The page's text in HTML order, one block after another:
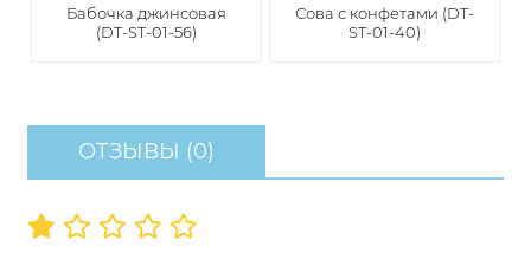
Бабочка джинсовая
(DT-ST-01-56)
Сова с конфетами (DT-
ST-01-40)
ОТЗЫВЫ (0)